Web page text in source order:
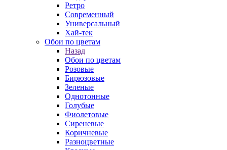
Ретро
Современный
Универсальный
Хай-тек
Обои по цветам
Назад
Обои по цветам
Розовые
Бирюзовые
Зеленые
Однотонные
Голубые
Фиолетовые
Сиреневые
Коричневые
Разноцветные